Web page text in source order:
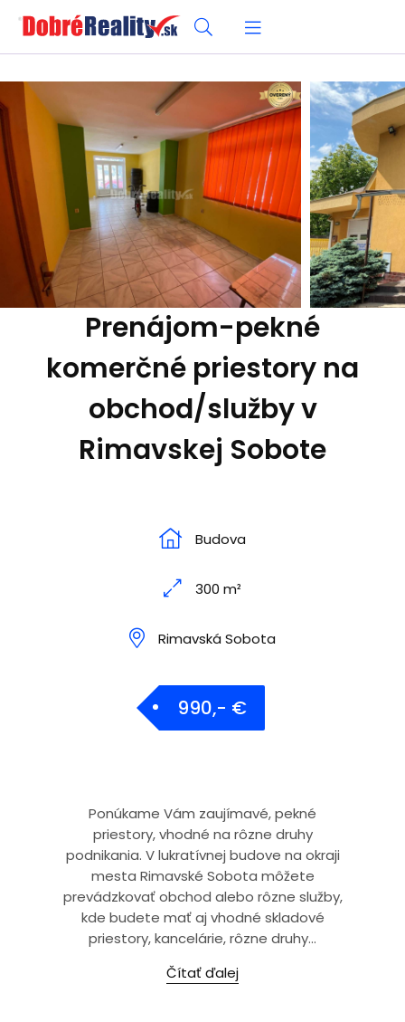
Prenájom-pekné
komerčné priestory na
obchod/služby v
Rimavskej Sobote
Budova
300 m²
Rimavská Sobota
990,- €
Ponúkame Vám zaujímavé, pekné
priestory, vhodné na rôzne druhy
podnikania. V lukratívnej budove na okraji
mesta Rimavské Sobota môžete
prevádzkovať obchod alebo rôzne služby,
kde budete mať aj vhodné skladové
priestory, kancelárie, rôzne druhy...
Čítať ďalej